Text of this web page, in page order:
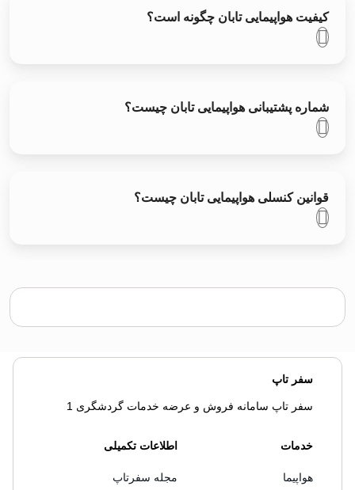
کیفیت هواپیمایی تابان چگونه است؟
شماره پشتیبانی هواپیمایی تابان چیست؟
قوانین کنسلی هواپیمایی تابان چیست؟
سفر تاپ
سفر تاپ سامانه فروش و عرضه خدمات گردشگری 1
خدمات
هواپیما
اطلاعات تکمیلی
مجله سفرتاپ